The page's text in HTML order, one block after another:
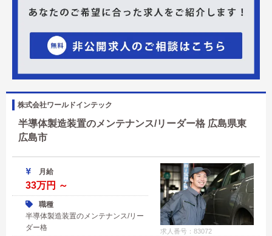
株式会社ワールドインテック
半導体製造装置のメンテナンス/リーダー格 広島県東
広島市
求人番号：83072
月給
33万円 ～
職種
半導体製造装置のメンテナンス/リー
ダー格